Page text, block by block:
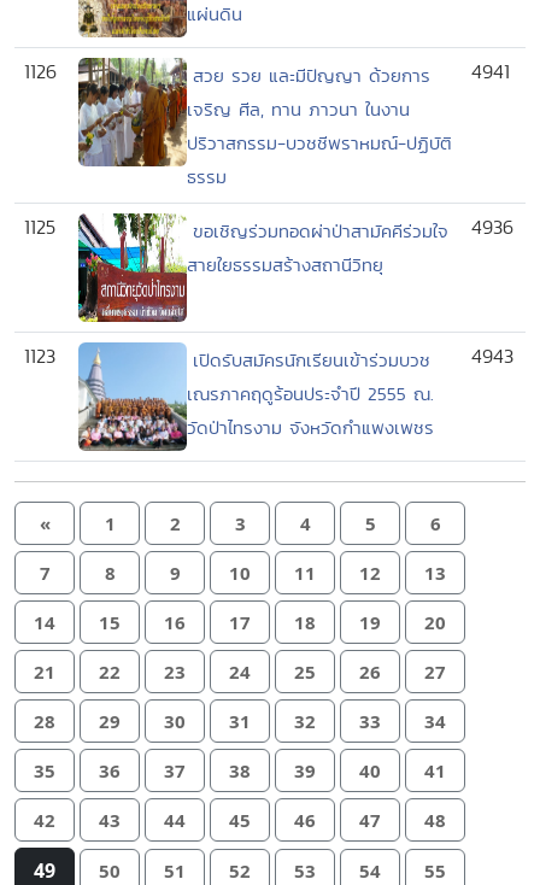
แผ่นดิน
1126
สวย รวย และมีปัญญา ด้วยการ
เจริญ ศีล, ทาน ภาวนา ในงาน
ปริวาสกรรม-บวชชีพราหมณ์-ปฏิบัติ
ธรรม
4941
1125
ขอเชิญร่วมทอดผ่าป่าสามัคคีร่วมใจ
สายใยธรรมสร้างสถานีวิทยุ
4936
1123
เปิดรับสมัครนักเรียนเข้าร่วมบวช
เณรภาคฤดูร้อนประจำปี 2555 ณ.
วัดป่าไทรงาม จังหวัดกำแพงเพชร
4943
« 1 2 3 4 5 6
7 8 9 10 11 12 13
14 15 16 17 18 19 20
21 22 23 24 25 26 27
28 29 30 31 32 33 34
35 36 37 38 39 40 41
42 43 44 45 46 47 48
49 50 51 52 53 54 55